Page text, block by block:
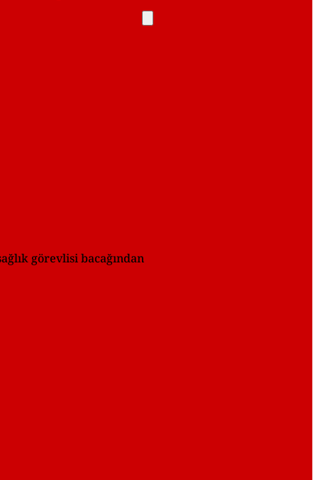
görevlisi bacağından